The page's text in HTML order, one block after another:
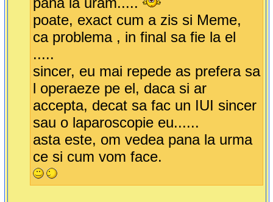
poate, exact cum a zis si Meme,
ca problema , in final sa fie la el
.....
sincer, eu mai repede as prefera sa
l operaeze pe el, daca si ar
accepta, decat sa fac un IUI sincer
sau o laparoscopie eu......
asta este, om vedea pana la urma
ce si cum vom face.